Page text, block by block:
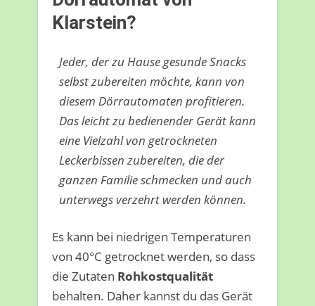
Klarstein?
Jeder, der zu Hause gesunde Snacks
selbst zubereiten möchte, kann von
diesem Dörrautomaten profitieren.
Das leicht zu bedienender Gerät kann
eine Vielzahl von getrockneten
Leckerbissen zubereiten, die der
ganzen Familie schmecken und auch
unterwegs verzehrt werden können.
Es kann bei niedrigen Temperaturen
von 40°C getrocknet werden, so dass
die Zutaten Rohkostqualität
behalten. Daher kannst du das Gerät